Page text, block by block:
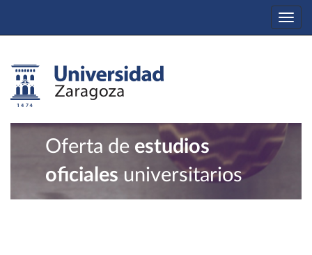
Oferta de estudios
oficiales universitarios